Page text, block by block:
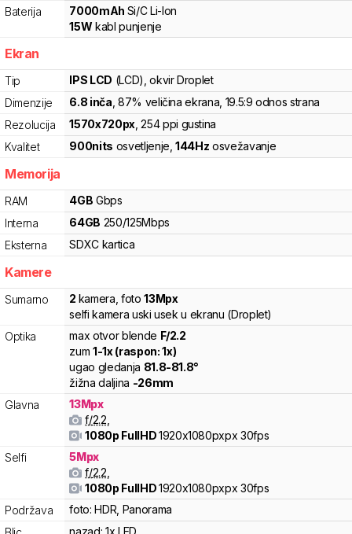
Baterija
7000mAh Si/C Li-Ion
15W kabl punjenje
Ekran
Tip IPS LCD (LCD) , okvir Droplet
Dimenzije
6.8 inča , 87% veličina ekrana , 19.5:9 odnos strana
Rezolucija
1570x720px ,254ppi gustina
Kvalitet
900nits osvetljenje 144Hz osvežavanje
Memorija
RAM 4GB Gbps
Interna
64GB 250/125Mbps
Eksterna
SDXC kartica
Kamere
Sumarno 2 kamera foto13Mpx
selfi kamera uski usek u ekranu (Droplet)
Optika
max otvor blende F/2.2
zum1-1x (raspon:1x)
ugao gledanja 81.8-81.8°
žižna daljina -26mm
Glavna
13Mpx
f/2.2
1080p FullHD1920x1080pxpx30fps
Selfi
5Mpx
f/2.2
1080p FullHD1920x1080pxpx30fps
Podržava
foto: HDR, Panorama
nazad: 1x LED